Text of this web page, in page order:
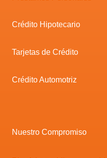
Crédito Hipotecario
Tarjetas de Crédito
Crédito Automotriz
Nuestro Compromiso